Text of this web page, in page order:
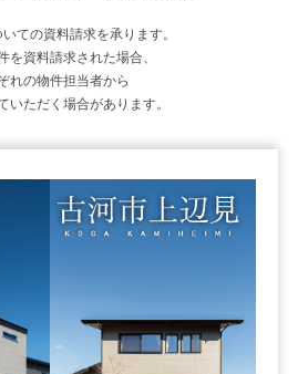
ての資料請求を承ります。
を資料請求された場合、
れの物件担当者から
いただく場合があります。